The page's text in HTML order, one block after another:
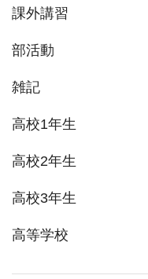
課外講習
部活動
雑記
高校1年生
高校2年生
高校3年生
高等学校